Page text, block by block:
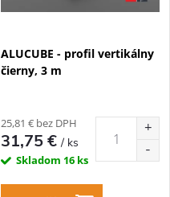
ALUCUBE - profil vertikálny
čierny, 3 m
25,81 € bez DPH
31,75 €/ ks
Skladom 16 ks